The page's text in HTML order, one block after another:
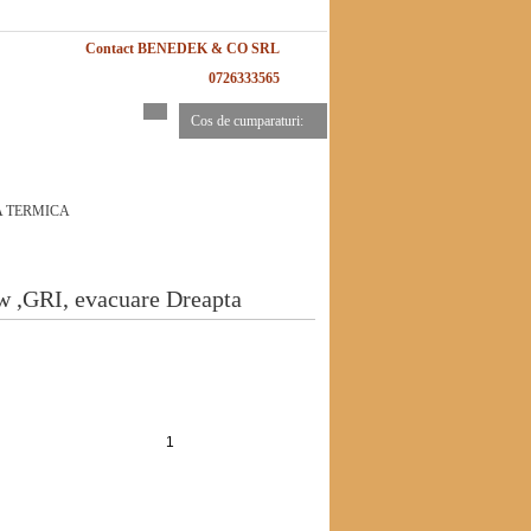
Contact BENEDEK & CO SRL
0726333565
Cos de cumparaturi:
TERMICA
,GRI, evacuare Dreapta